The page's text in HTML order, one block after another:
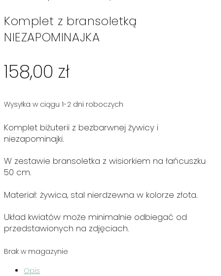
Komplet z bransoletką
NIEZAPOMINAJKA
158,00 zł
Wysyłka w ciągu 1-2 dni roboczych
Komplet biżuterii z bezbarwnej żywicy i
niezapominajki.
W zestawie bransoletka z wisiorkiem na łańcuszku
50 cm.
Materiał: żywica, stal nierdzewna w kolorze złota.
Układ kwiatów może minimalnie odbiegać od
przedstawionych na zdjęciach.
Brak w magazynie
Opis